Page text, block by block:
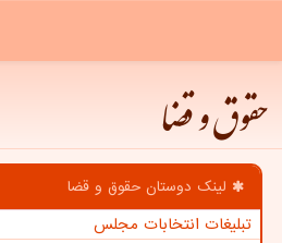
حقوق و قضا
لینک دوستان حقوق و قضا
تبلیغات انتخابات مجلس